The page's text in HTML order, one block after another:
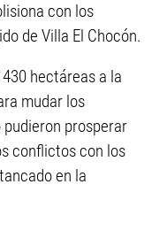
con los
de Villa El Chocón.
hectáreas a la
mudar los
prosperar
conflictos con los
en la